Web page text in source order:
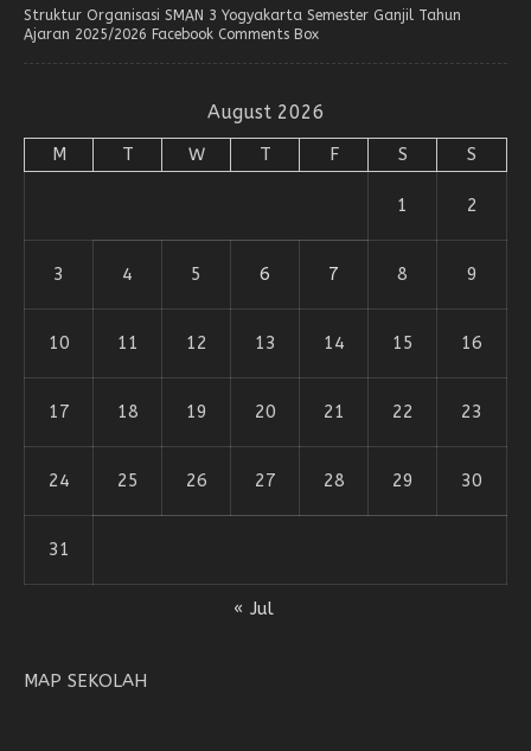
Struktur Organisasi SMAN 3 Yogyakarta Semester Ganjil Tahun
Ajaran 2025/2026 Facebook Comments Box
August 2026
M T W T F S S
1 2
3 4 5 6 7 8 9
10 11 12 13 14 15 16
17 18 19 20 21 22 23
24 25 26 27 28 29 30
31
« Jul
MAP SEKOLAH